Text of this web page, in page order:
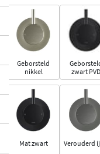
Geborsteld
nikkel
zwart PVD
Mat zwart Verouderd